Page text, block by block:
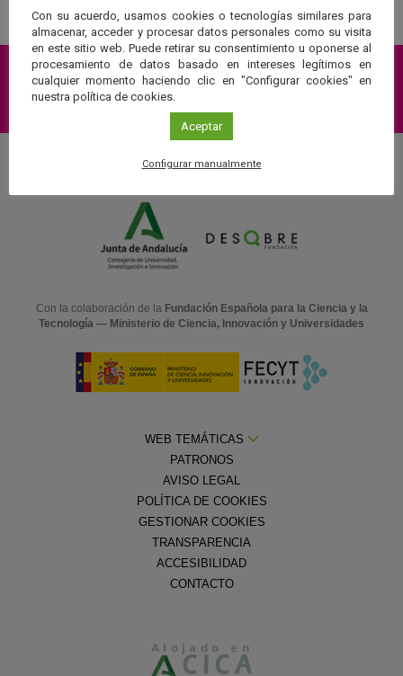
Leer más
Suscríbete a nuestra Newsletter
Con la colaboración de la Fundación Española para la Ciencia y la
Tecnología — Ministerio de Ciencia, Innovación y Universidades
WEB TEMÁTICAS
PATRONOS
AVISO LEGAL
POLÍTICA DE COOKIES
GESTIONAR COOKIES
TRANSPARENCIA
ACCESIBILIDAD
CONTACTO
Con su acuerdo, usamos cookies o tecnologías similares para
almacenar, acceder y procesar datos personales como su visita
en este sitio web. Puede retirar su consentimiento u oponerse al
procesamiento de datos basado en intereses legítimos en
cualquier momento haciendo clic en "Configurar cookies" en
nuestra política de cookies.
Aceptar
Configurar manualmente